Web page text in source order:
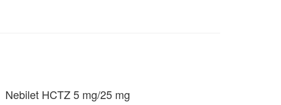
Nebilet HCTZ 5 mg/25 mg